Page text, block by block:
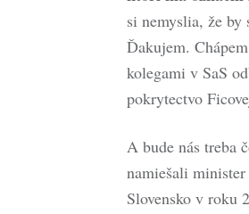
si nemyslia, že
Ďakujem.
kolegami v SaS
pokrytectvo
A bude nás treba
namiešali
Slovensko v roku